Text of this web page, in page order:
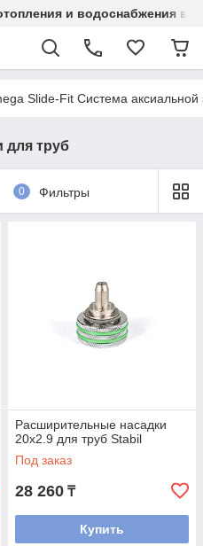
и водоснабжения в
Slide-Fit Система аксиальной
для труб
0 Фильтры
Расширительные насадки
20x2.9 для труб Stabil
Под заказ
28 260 ₸
Купить